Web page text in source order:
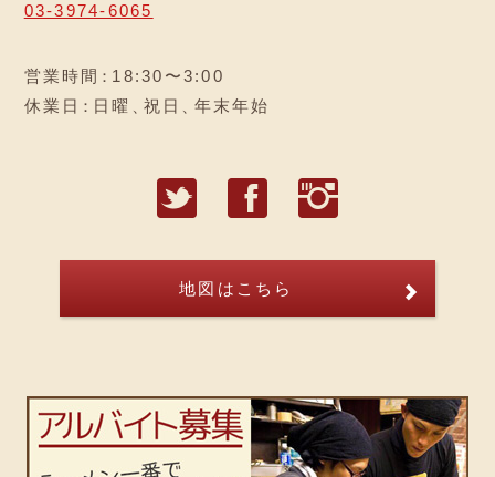
03-3974-6065
営業時間 ：18:30〜3:00
休業日 ：日曜 、祝日 、年末年始
T F I
地図はこちら